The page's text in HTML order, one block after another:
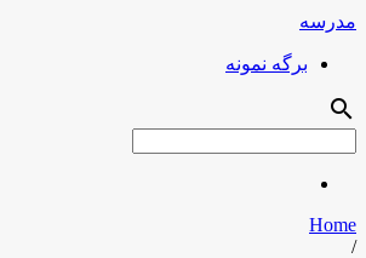
مدرسه
برگه نمونه
search
Home
/